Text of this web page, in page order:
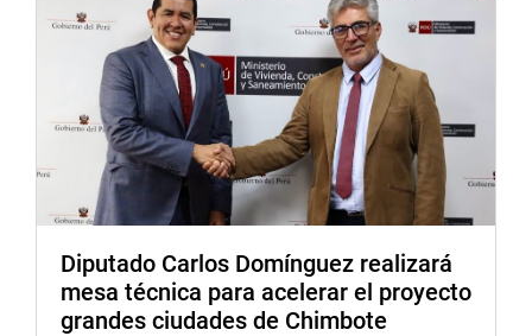
ante el Consejo Directivo del EsSalud son designados por
Resolución Suprema refrendada por el ministro de
Trabajo y Promoción del Empleo, solicito tenga a bien
remitir un Informe que contenga las acciones adoptadas
por su despacho, respecto a la continuidad en el cargo del
señor Mario Carhuapoma Yance».
Esto «debido a que las citadas irregularidades afectan a
una institución que debe promover mayor cobertura de la
población asegurada, aumentar el rendimiento y la
productividad laboral, y mejorar la calidad de los servicios
de atención médica», finaliza el oficio.
Diputado Carlos Domínguez realizará
mesa técnica para acelerar el proyecto
grandes ciudades de Chimbote